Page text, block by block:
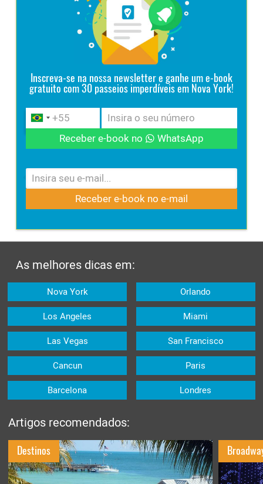
Inscreva-se na nossa newsletter e ganhe um e-book
gratuito com 30 passeios imperdíveis em Nova York!
Receber e-book no WhatsApp
Receber e-book no e-mail
As melhores dicas em:
Nova York Orlando
Los Angeles Miami
Las Vegas San Francisco
Cancun Paris
Barcelona Londres
Artigos recomendados:
Destinos